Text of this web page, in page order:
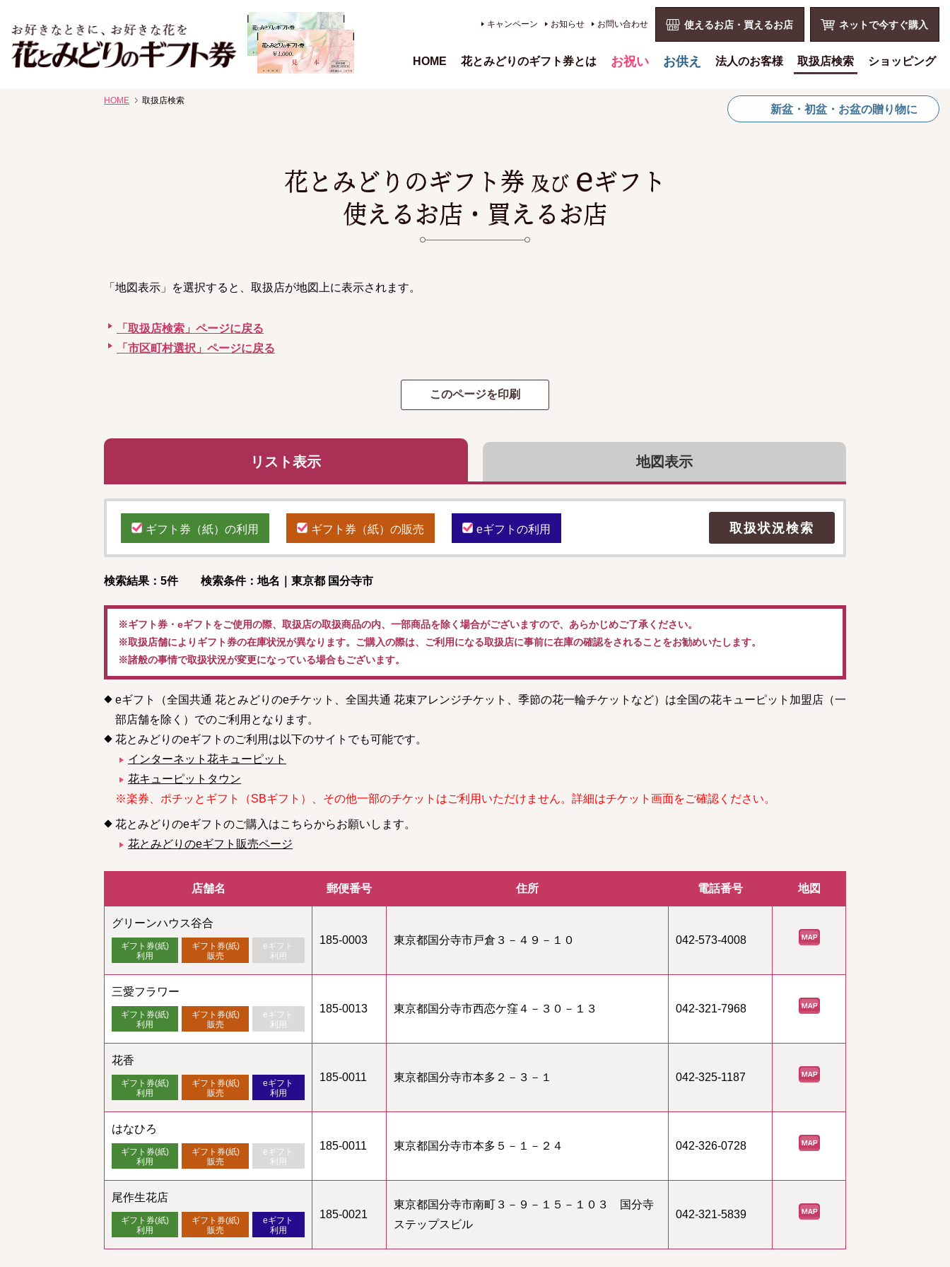
花、線香贈答におすすめのギフト
キャンペーン お知らせ お問い合わせ 使えるお店・買えるお店 ネットで今すぐ購入
HOME 花とみどりのギフト券とは お祝い お供え
お盆に贈る
法人のお客様
花とみどりのギフト券とは
法人様メリット
取扱店検索 ショッピング
ショッピングTOP
買い物カゴ
新盆・初盆・お盆の贈り物に
HOME 取扱店検索
花とみどりのギフト券 及び eギフト
使えるお店・買えるお店
「地図表示」を選択すると、取扱店が地図上に表示されます。
「取扱店検索」ページに戻る
「市区町村選択」ページに戻る
リスト表示 地図表示
ギフト券（紙）の利用 ギフト券（紙）の販売 eギフトの利用
検索結果：5件 検索条件：地名｜東京都 国分寺市
※ギフト券・eギフトをご使用の際、取扱店の取扱商品の内、一部商品を除く場合がございますので、あらかじめご了承ください。
※取扱店舗によりギフト券の在庫状況が異なります。ご購入の際は、ご利用になる取扱店に事前に在庫の確認をされることをお勧めいたします。
※諸般の事情で取扱状況が変更になっている場合もございます。
eギフト（全国共通 花とみどりのeチケット、全国共通 花束アレンジチケット、季節の花一輪チケットなど）は全国の花キューピット加盟店（一
部店舗を除く）でのご利用となります。
花とみどりのeギフトのご利用は以下のサイトでも可能です。
インターネット花キューピット
花キューピットタウン
※楽券、ポチッとギフト（SBギフト）、その他一部のチケットはご利用いただけません。詳細はチケット画面をご確認ください。
花とみどりのeギフトのご購入はこちらからお願いします。
花とみどりのeギフト販売ページ
店舗名 郵便番号 住所 電話番号 地図
グリーンハウス谷合
ギフト券(紙)
利用
ギフト券(紙)
販売
eギフト
利用
185-0003 東京都国分寺市戸倉３－４９－１０ 042-573-4008
三愛フラワー
ギフト券(紙)
利用
ギフト券(紙)
販売
eギフト
利用
185-0013 東京都国分寺市西恋ケ窪４－３０－１３ 042-321-7968
花香
ギフト券(紙)
利用
ギフト券(紙)
販売
eギフト
利用
185-0011 東京都国分寺市本多２－３－１ 042-325-1187
はなひろ
ギフト券(紙)
利用
ギフト券(紙)
販売
eギフト
利用
185-0011 東京都国分寺市本多５－１－２４ 042-326-0728
尾作生花店
ギフト券(紙)
利用
ギフト券(紙)
販売
eギフト
利用
185-0021
東京都国分寺市南町３－９－１５－１０３ 国分寺
ステップスビル
042-321-5839